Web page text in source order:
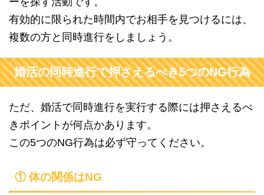
有効的に限られた時間内でお相手を見つけるには、
複数の方と同時進行をしましょう。
婚活の同時進行で押さえるべき5つのNG行為
ただ、婚活で同時進行を実行する際には押さえるべ
きポイントが何点かあります。
この5つのNG行為は必ず守ってください。
① 体の関係はNG